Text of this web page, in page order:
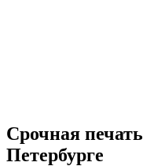
Срочная
Петербурге